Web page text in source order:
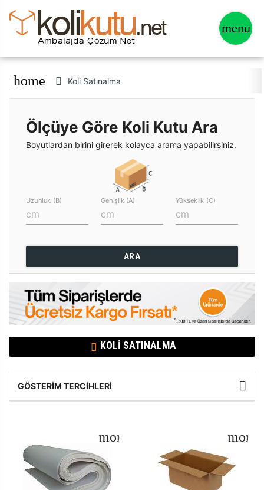
home Koli Satınalma
Ölçüye Göre Koli Kutu Ara
Boyutlardan birini girerek kolayca arama yapabilirsiniz.
Uzunluk (B) Genişlik (A) Yükseklik (C)
ARA
KOLI SATINALMA
GÖSTERIM TERCIHLERI